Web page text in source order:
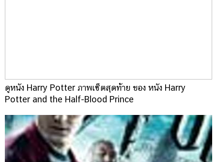
ดูหนัง Harry Potter ภาพเซ็ตสุดท้าย ของ หนัง Harry
Potter and the Half-Blood Prince